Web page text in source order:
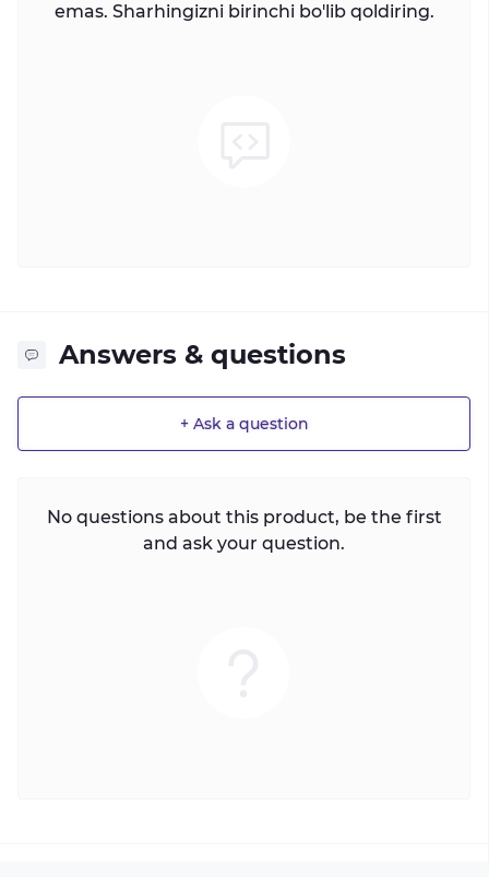
emas. Sharhingizni birinchi bo'lib qoldiring.
Answers & questions
+ Ask a question
No questions about this product, be the first
and ask your question.